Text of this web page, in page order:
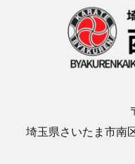
埼玉県さいたま市南